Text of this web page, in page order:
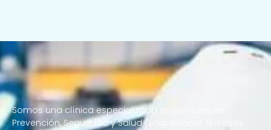
Somos una clínica especializada en servicios de
Prevención, Seguridad y Salud Ocupacional. Nuestros